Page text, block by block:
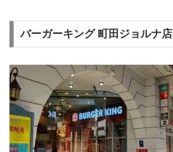
バーガーキング 町田ジョルナ店